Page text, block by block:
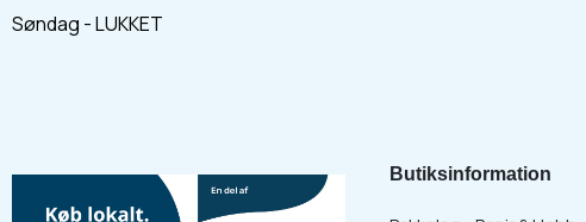
Søndag - LUKKET
Butiksinformation